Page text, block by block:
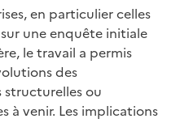
en particulier celles
une enquête initiale
le travail a permis
des
ou
à venir. Les implications